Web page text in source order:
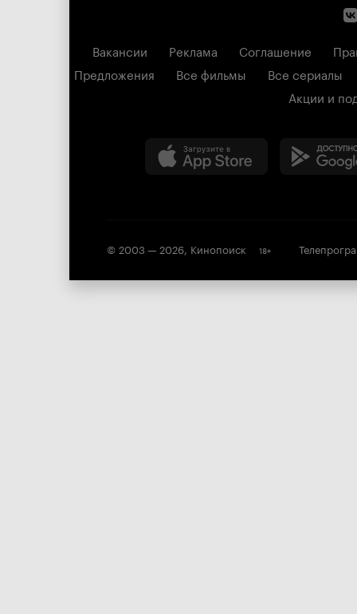
Вакансии Реклама Соглашение
Предложения
Все фильмы
Все сериалы
Акции и
© 2003 — 2026, Кинопоиск 18+